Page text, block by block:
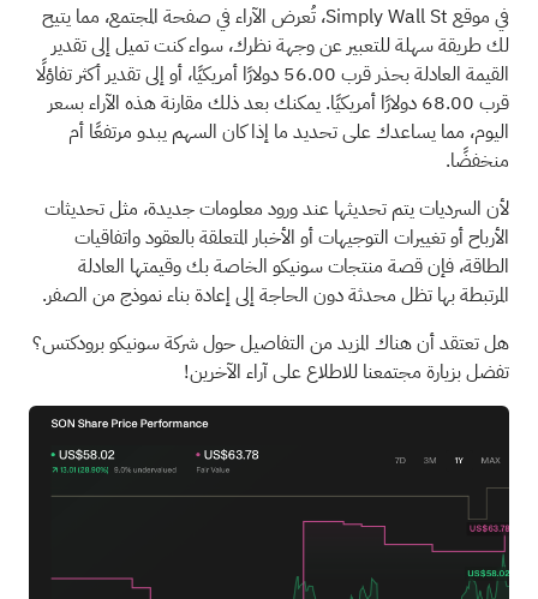
في موقع Simply Wall St، تُعرض الآراء في صفحة المجتمع، مما يتيح
لك طريقة سهلة للتعبير عن وجهة نظرك، سواء كنت تميل إلى تقدير
القيمة العادلة بحذر قرب 56.00 دولارًا أمريكيًا، أو إلى تقدير أكثر تفاؤلًا
قرب 68.00 دولارًا أمريكيًا. يمكنك بعد ذلك مقارنة هذه الآراء بسعر
اليوم، مما يساعدك على تحديد ما إذا كان السهم يبدو مرتفعًا أم
منخفضًا.
لأن السرديات يتم تحديثها عند ورود معلومات جديدة، مثل تحديثات
الأرباح أو تغييرات التوجيهات أو الأخبار المتعلقة بالعقود واتفاقيات
الطاقة، فإن قصة منتجات سونيكو الخاصة بك وقيمتها العادلة
المرتبطة بها تظل محدثة دون الحاجة إلى إعادة بناء نموذج من الصفر.
هل تعتقد أن هناك المزيد من التفاصيل حول شركة سونيكو برودكتس؟
تفضل بزيارة مجتمعنا للاطلاع على آراء الآخرين!